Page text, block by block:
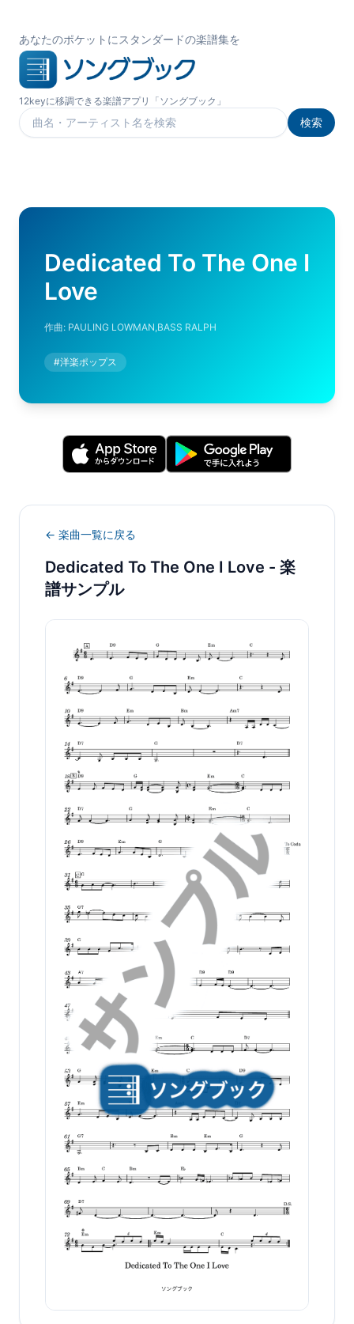
あなたのポケットにスタンダードの楽譜集を
12keyに移調できる楽譜アプリ「ソングブック」
楽曲を検索
検索
Dedicated To The One I
Love
作曲: PAULING LOWMAN,BASS RALPH
#洋楽ポップス
← 楽曲一覧に戻る
Dedicated To The One I Love - 楽
譜サンプル